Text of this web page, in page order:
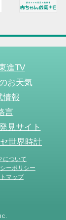
進TV
お天気
情報
言
見サイト
世界時計
について
ーポリシー
マップ